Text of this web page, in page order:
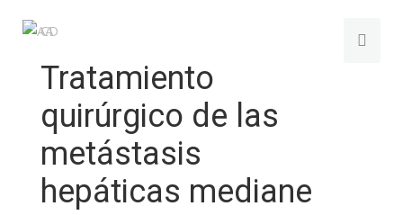
Tratamiento
quirúrgico de las
metástasis
hepáticas mediane